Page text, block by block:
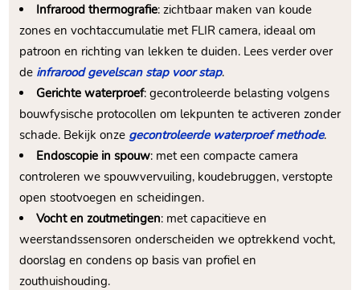
Infrarood thermografie: zichtbaar maken van koude
zones en vochtaccumulatie met FLIR camera, ideaal om
patroon en richting van lekken te duiden.​ Lees verder over
de infrarood gevelscan stap voor stap.​
Gerichte waterproef: gecontroleerde belasting volgens
bouwfysische protocollen om lekpunten te activeren zonder
schade.​ Bekijk onze gecontroleerde waterproef methode.​
Endoscopie in spouw: met een compacte camera
controleren we spouwvervuiling, koudebruggen, verstopte
open stootvoegen en scheidingen.​
Vocht en zoutmetingen: met capacitieve en
weerstandssensoren onderscheiden we optrekkend vocht,
doorslag en condens op basis van profiel en
zouthuishouding.​